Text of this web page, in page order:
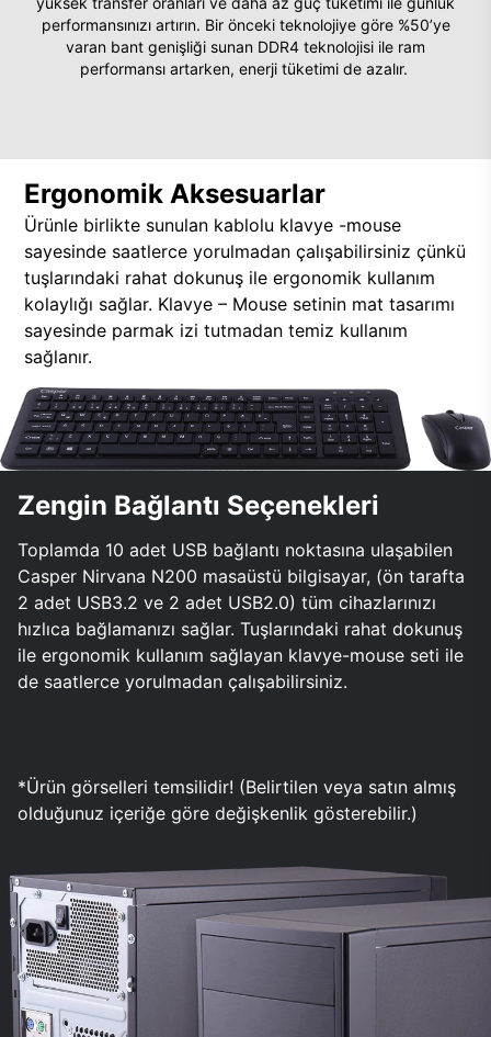
performansınızı artırın. Bir önceki teknolojiye göre %50’ye
varan bant genişliği sunan DDR4 teknolojisi ile ram
performansı artarken, enerji tüketimi de azalır.
Ergonomik Aksesuarlar
Ürünle birlikte sunulan kablolu klavye -mouse
sayesinde saatlerce yorulmadan çalışabilirsiniz çünkü
tuşlarındaki rahat dokunuş ile ergonomik kullanım
kolaylığı sağlar. Klavye – Mouse setinin mat tasarımı
sayesinde parmak izi tutmadan temiz kullanım
sağlanır.
Zengin Bağlantı Seçenekleri
Toplamda 10 adet USB bağlantı noktasına ulaşabilen
Casper Nirvana N200 masaüstü bilgisayar, (ön tarafta
2 adet USB3.2 ve 2 adet USB2.0) tüm cihazlarınızı
hızlıca bağlamanızı sağlar. Tuşlarındaki rahat dokunuş
ile ergonomik kullanım sağlayan klavye-mouse seti ile
de saatlerce yorulmadan çalışabilirsiniz.
*Ürün görselleri temsilidir! (Belirtilen veya satın almış
olduğunuz içeriğe göre değişkenlik gösterebilir.)